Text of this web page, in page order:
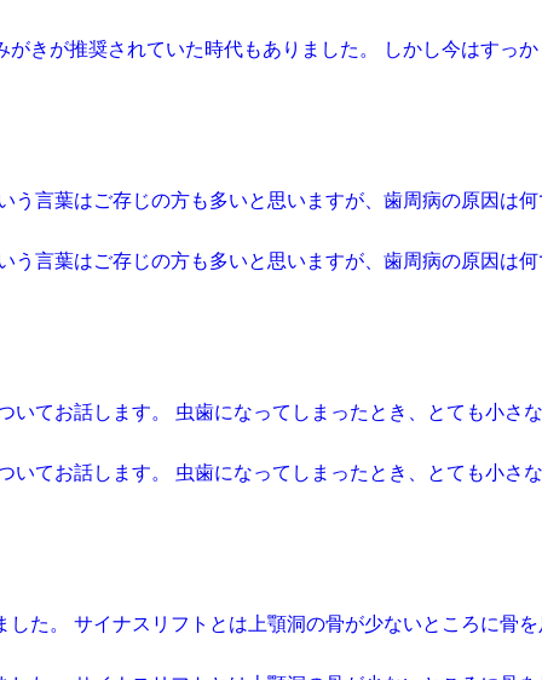
きが推奨されていた時代もありました。 しかし今はすっ
言葉はご存じの方も多いと思いますが、歯周病の原因は
言葉はご存じの方も多いと思いますが、歯周病の原因は
てお話します。 虫歯になってしまったとき、とても小さ
てお話します。 虫歯になってしまったとき、とても小さ
た。 サイナスリフトとは上顎洞の骨が少ないところに骨